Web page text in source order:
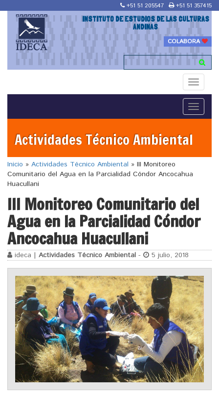
+51 51 205547 +51 51 357415
INSTITUTO DE ESTUDIOS DE LAS CULTURAS
ANDINAS
COLABORA
Toggle
Toggle
Actividades Técnico Ambiental
Inicio » Actividades Técnico Ambiental » III Monitoreo
Comunitario del Agua en la Parcialidad Cóndor Ancocahua
Huacullani
III Monitoreo Comunitario del
Agua en la Parcialidad Cóndor
Ancocahua Huacullani
ideca | Actividades Técnico Ambiental - 5 julio, 2018